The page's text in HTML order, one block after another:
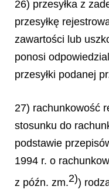
26) przesyłka z
przesyłkę
zawartości lub
ponosi
przesyłki podanej
27) rachunkowość
stosunku do
podstawie
1994 r. o
z późn. zm.2))